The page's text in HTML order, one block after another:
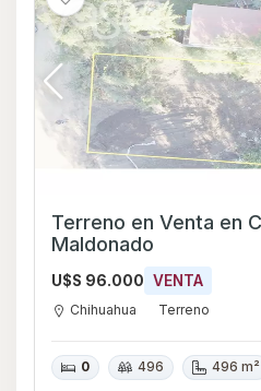
Terreno en Venta en Chihuahua,
Maldonado
U$S 96.000 VENTA
Chihuahua Terreno
0 496 496 m²